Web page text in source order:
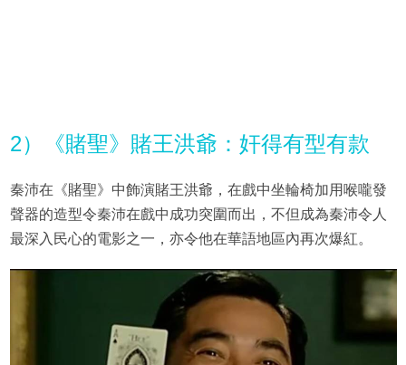
2）《賭聖》賭王洪爺：奸得有型有款
秦沛在《賭聖》中飾演賭王洪爺，在戲中坐輪椅加用喉嚨發
聲器的造型令秦沛在戲中成功突圍而出，不但成為秦沛令人
最深入民心的電影之一，亦令他在華語地區內再次爆紅。